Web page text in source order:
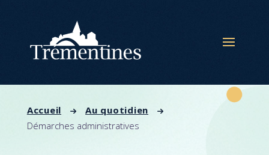
Accueil
Au quotidien
Démarches administratives